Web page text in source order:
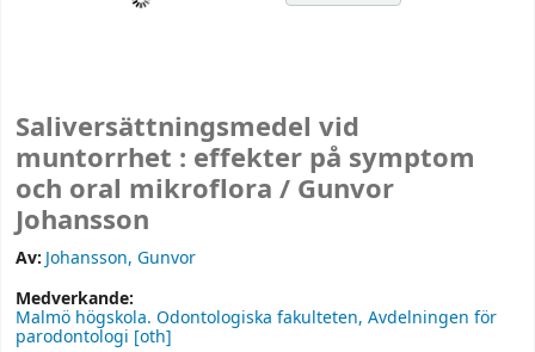
Saliversättningsmedel vid
muntorrhet : effekter på symptom
och oral mikroflora / Gunvor
Johansson
Av: Johansson, Gunvor
Medverkande:
Malmö högskola. Odontologiska fakulteten, Avdelningen för
parodontologi [oth]